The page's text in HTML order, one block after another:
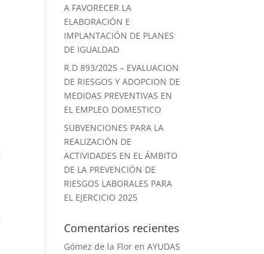
A FAVORECER LA
ELABORACIÓN E
IMPLANTACIÓN DE PLANES
DE IGUALDAD
R.D 893/2025 – EVALUACION
DE RIESGOS Y ADOPCION DE
MEDIDAS PREVENTIVAS EN
EL EMPLEO DOMESTICO
SUBVENCIONES PARA LA
REALIZACIÓN DE
ACTIVIDADES EN EL ÁMBITO
DE LA PREVENCIÓN DE
RIESGOS LABORALES PARA
EL EJERCICIO 2025
Comentarios recientes
Gómez de la Flor enAYUDAS